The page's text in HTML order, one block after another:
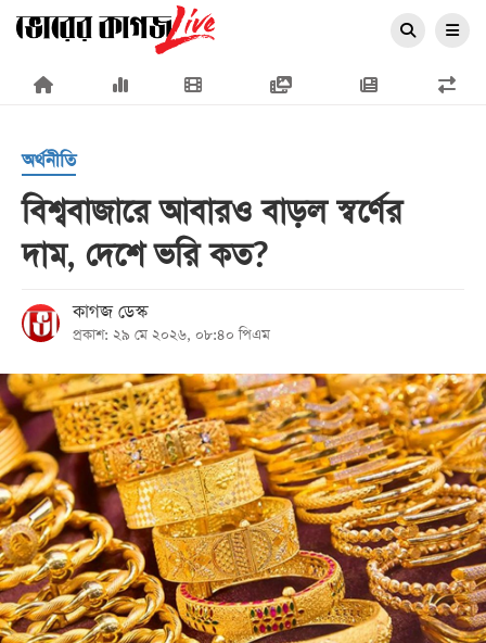
×
প্রচ্ছদ
জাতীয়
রাজনীতি
অর্থনীতি
আন্তর্জাতিক
সারাদেশ
খেলা
বিনোদন
লাইফ
স্টাইল
অর্থনীতি
বিশ্ববাজারে আবারও বাড়ল স্বর্ণের
দাম, দেশে ভরি কত?
কাগজ ডেস্ক
প্রকাশ: ২৯ মে ২০২৬, ০৮:৪০ পিএম